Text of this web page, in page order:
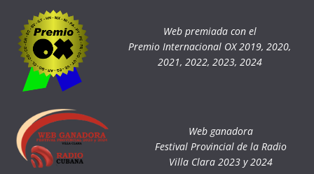
Web premiada con el
Premio Internacional OX 2019, 2020,
2021, 2022, 2023, 2024
Web ganadora
Festival Provincial de la Radio
Villa Clara 2023 y 2024